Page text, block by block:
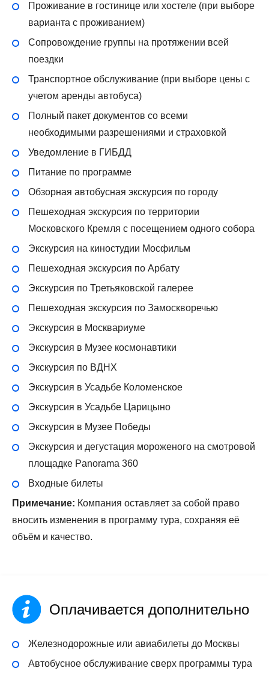
Проживание в гостинице или хостеле (при выборе
варианта с проживанием)
Сопровождение группы на протяжении всей
поездки
Транспортное обслуживание (при выборе цены с
учетом аренды автобуса)
Полный пакет документов со всеми
необходимыми разрешениями и страховкой
Уведомление в ГИБДД
Питание по программе
Обзорная автобусная экскурсия по городу
Пешеходная экскурсия по территории
Московского Кремля с посещением одного собора
Экскурсия на киностудии Мосфильм
Пешеходная экскурсия по Арбату
Экскурсия по Третьяковской галерее
Пешеходная экскурсия по Замоскворечью
Экскурсия в Москвариуме
Экскурсия в Музее космонавтики
Экскурсия по ВДНХ
Экскурсия в Усадьбе Коломенское
Экскурсия в Усадьбе Царицыно
Экскурсия в Музее Победы
Экскурсия и дегустация мороженого на смотровой
площадке Panorama 360
Входные билеты
Примечание: Компания оставляет за собой право
вносить изменения в программу тура, сохраняя её
объём и качество.
Оплачивается дополнительно
Железнодорожные или авиабилеты до Москвы
Автобусное обслуживание сверх программы тура